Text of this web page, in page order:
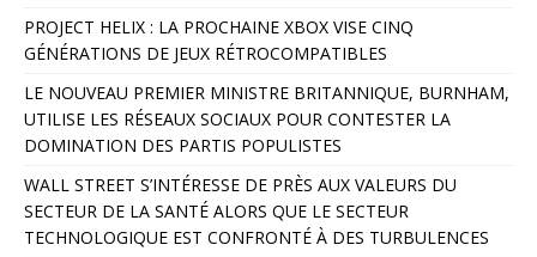
PROJECT HELIX : LA PROCHAINE XBOX VISE CINQ
GÉNÉRATIONS DE JEUX RÉTROCOMPATIBLES
LE NOUVEAU PREMIER MINISTRE BRITANNIQUE, BURNHAM,
UTILISE LES RÉSEAUX SOCIAUX POUR CONTESTER LA
DOMINATION DES PARTIS POPULISTES
WALL STREET S’INTÉRESSE DE PRÈS AUX VALEURS DU
SECTEUR DE LA SANTÉ ALORS QUE LE SECTEUR
TECHNOLOGIQUE EST CONFRONTÉ À DES TURBULENCES